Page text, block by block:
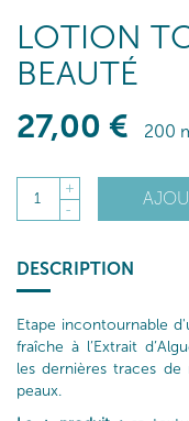
LOTION
BEAUTÉ
27,00 € 200
1
+
-
DESCRIPTION
Etape incontournable
fraîche à l’Extrait
les dernières traces
peaux.